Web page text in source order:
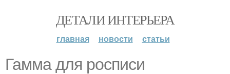
ДЕТАЛИ ИНТЕРЬЕРА
главная новости статьи
Гамма для росписи